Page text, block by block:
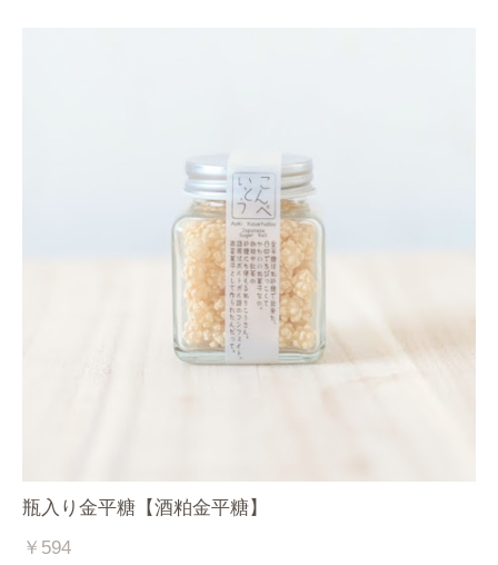
瓶入り金平糖【酒粕金平糖】
￥594